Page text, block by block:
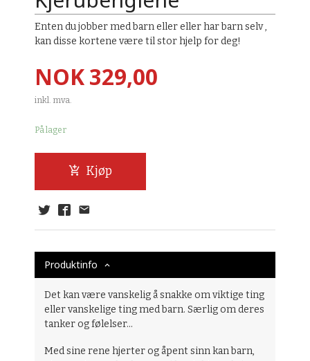
Enten du jobber med barn eller eller har barn selv ,
kan disse kortene være til stor hjelp for deg!
Pris
NOK329,00
inkl. mva.
På lager
Kjøp
Produktinfo
Det kan være vanskelig å snakke om viktige ting
eller vanskelige ting med barn. Særlig om deres
tanker og følelser...
Med sine rene hjerter og åpent sinn kan barn,